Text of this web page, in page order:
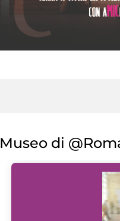
Museo di